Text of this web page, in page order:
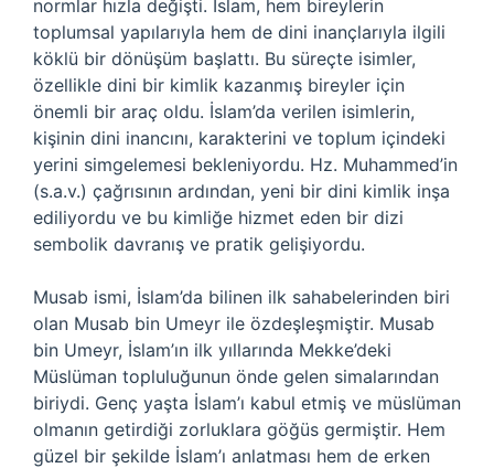
normlar hızla değişti. İslam, hem bireylerin
toplumsal yapılarıyla hem de dini inançlarıyla ilgili
köklü bir dönüşüm başlattı. Bu süreçte isimler,
özellikle dini bir kimlik kazanmış bireyler için
önemli bir araç oldu. İslam’da verilen isimlerin,
kişinin dini inancını, karakterini ve toplum içindeki
yerini simgelemesi bekleniyordu. Hz. Muhammed’in
(s.a.v.) çağrısının ardından, yeni bir dini kimlik inşa
ediliyordu ve bu kimliğe hizmet eden bir dizi
sembolik davranış ve pratik gelişiyordu.
Musab ismi, İslam’da bilinen ilk sahabelerinden biri
olan Musab bin Umeyr ile özdeşleşmiştir. Musab
bin Umeyr, İslam’ın ilk yıllarında Mekke’deki
Müslüman topluluğunun önde gelen simalarından
biriydi. Genç yaşta İslam’ı kabul etmiş ve müslüman
olmanın getirdiği zorluklara göğüs germiştir. Hem
güzel bir şekilde İslam’ı anlatması hem de erken